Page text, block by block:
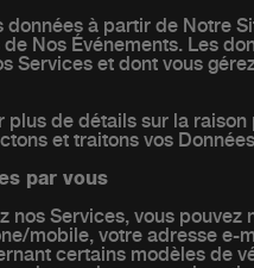
données à partir de Notre
Nos Événements. Les
Services et dont vous
plus de détails sur la
et traitons vos
par vous
nos Services, vous
mobile, votre adresse e-
certains modèles de